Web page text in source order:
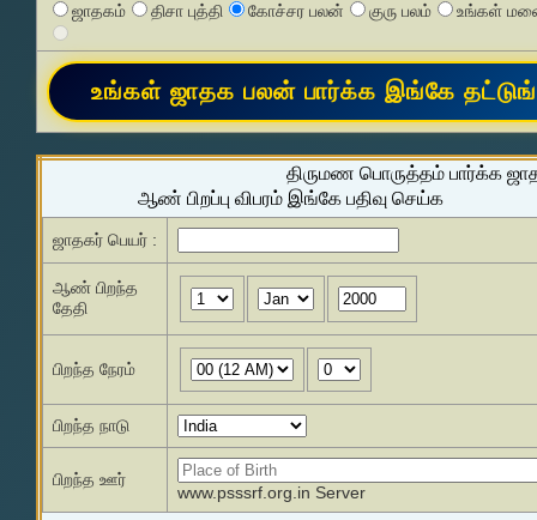
ஜாதகம் திசா புத்தி கோச்சர பலன் குரு பலம் உங்கள்
திருமண பொருத்தம் பார்க்க
ஆண் பிறப்பு விபரம் இங்கே பதிவு செய்க
ஜாதகர் பெயர் :
ஆண் பிறந்த
தேதி
பிறந்த நேரம்
பிறந்த நாடு
பிறந்த ஊர்
www.psssrf.org.in Server